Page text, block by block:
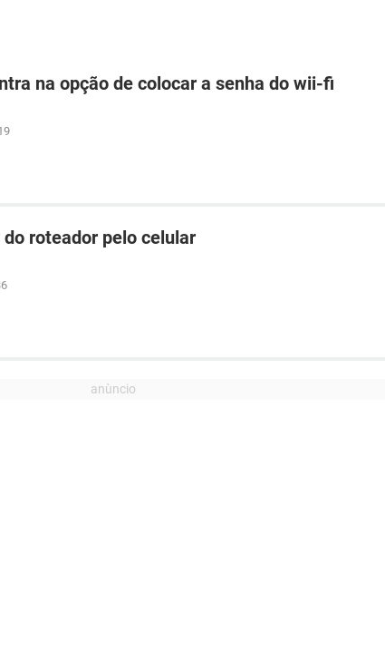
na opção de colocar a senha do wii-fi
roteador pelo celular